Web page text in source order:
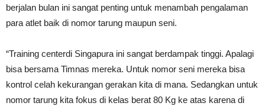
berjalan bulan ini sangat penting untuk menambah pengalaman
para atlet baik di nomor tarung maupun seni.
“Training centerdi Singapura ini sangat berdampak tinggi. Apalagi
bisa bersama Timnas mereka. Untuk nomor seni mereka bisa
kontrol celah kekurangan gerakan kita di mana. Sedangkan untuk
nomor tarung kita fokus di kelas berat 80 Kg ke atas karena di